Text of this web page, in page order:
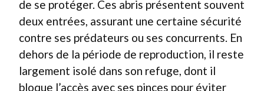
de se protéger. Ces abris présentent souvent
deux entrées, assurant une certaine sécurité
contre ses prédateurs ou ses concurrents. En
dehors de la période de reproduction, il reste
largement isolé dans son refuge, dont il
bloque l’accès avec ses pinces pour éviter